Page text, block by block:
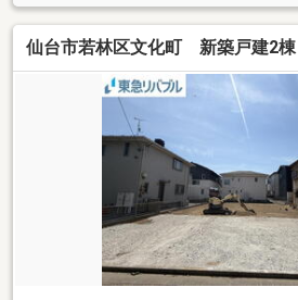
仙台市若林区文化町 新築戸建2棟